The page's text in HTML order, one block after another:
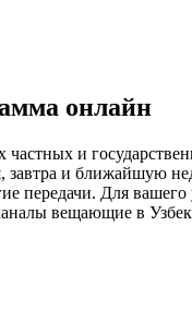
онлайн
и
завтра и ближайшую
передачи. Для
вещающие в